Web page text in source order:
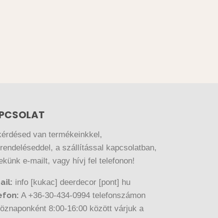
van termékeinkkel,
a szállítással kapcsolatban,
e-mailt, vagy hívj fel telefonon!
info [kukac] deerdecor [pont] hu
A +36-30-434-0994 telefonszámon
8:00-16:00 között várjuk a